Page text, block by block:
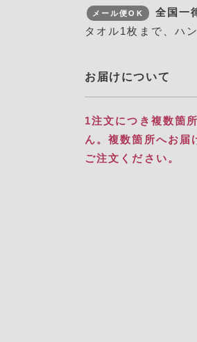
メール便OK 全国一
タオル1枚まで、ハ
お届けについて
1注文につき複数箇
ん。​ 複数箇所へお
ご注文ください。​